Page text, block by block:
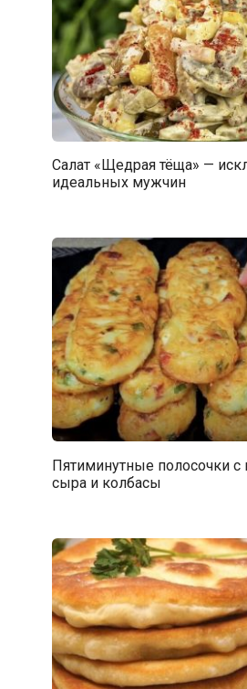
Салат «Щедрая тёща» —
идеальных мужчин
Пятиминутные полосочки с
сыра и колбасы